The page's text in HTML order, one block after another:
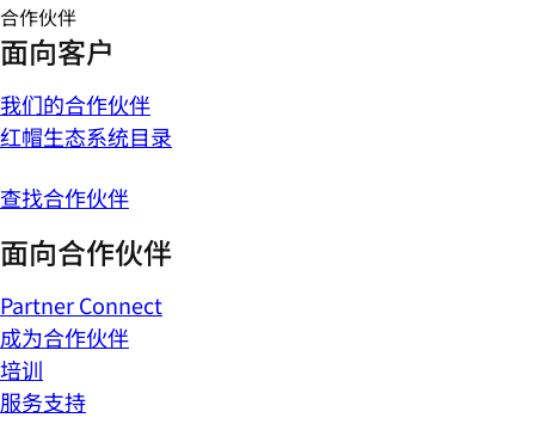
合作伙伴
面向客户
我们的合作伙伴
红帽生态系统目录
查找合作伙伴
面向合作伙伴
Partner Connect
成为合作伙伴
培训
服务支持